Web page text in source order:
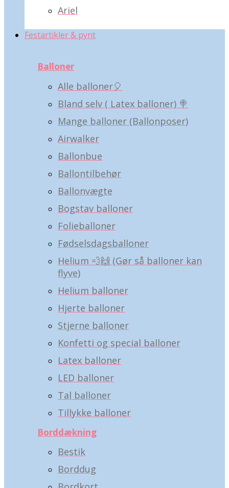
Ariel
Festartikler & pynt
Balloner
Alle balloner🎈
Bland selv ( Latex balloner) 🍭
Mange balloner (Ballonposer)
Airwalker
Ballonbue
Ballontilbehør
Ballonvægte
Bogstav balloner
Folieballoner
Fødselsdagsballoner
Helium 💨🙌 (Gør så balloner kan
flyve)
Helium balloner
Hjerte balloner
Stjerne balloner
Konfetti og special balloner
Latex balloner
LED balloner
Tal balloner
Tillykke balloner
Borddækning
Bestik
Borddug